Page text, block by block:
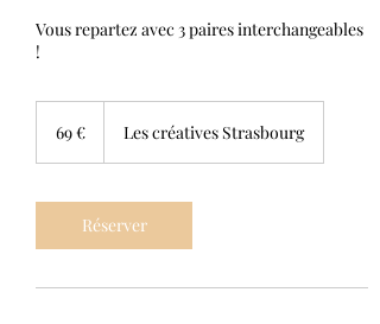
Vous repartez avec 3 paires interchangeables
!
69 € Les créatives Strasbourg
Réserver